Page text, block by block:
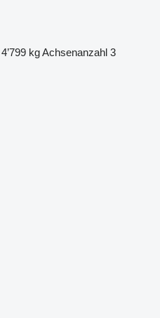
4’799 kgAchsenanzahl 3